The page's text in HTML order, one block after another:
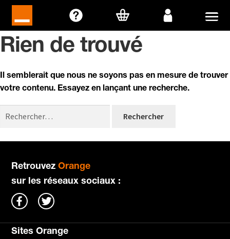
la
navigation
contenu
Rien de trouvé
Il semblerait que nous ne soyons pas en mesure de trouver
votre contenu. Essayez en lançant une recherche.
RetrouvezOrange
sur les réseaux sociaux :
Sites Orange